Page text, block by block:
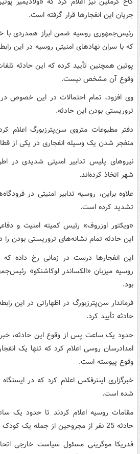
جریان این انفجارها قرار گرفته است.
رئیس‌جمهوری روسیه ضمن ابراز همدردی با
که با سران نهادهای امنیتی روسیه در این
پوتین همچنین تأیید کرده که این حادثه
وقوع آن مشخص نیست.
وی افزود، تمام احتمالات در این خصوص
تروریستی بودن این حادثه.
دفتر مطبوعات متروی سن‌پترزبورگ اعلام
منفجر شدن یک وسیله انفجاری در یکی از
نیروهای پلیس تدابیر امنیتی شدیدی در
شهر اتخاذ کرده‌اند.
علاوه براین، روسیه تدابیر امنیتی در
تشدید کرده است.
«ویکتور اوزروف» رئیس کمیته امنیت و
این حادثه تمام نشانه‌های تروریستی بودن را
این انفجارها درست در زمانی رخ داده که
روسیه میزبان «الکساندر لوکاشنکو»
بود.
حادثه تأیید کرد.
حدود یک ساعت پس از وقوع این حادثه،
امدادرسان روسی اعلام کرد که تنها یک
وقوع پیوسته است.
خبرگزاری اینترفکس اعلام کرد که در
شده است.
مقامات روسیه اعلام کردند تا حدود یک
حادثه 25 نفر از مجروحین از جمله یک کودک به بیمارستان منتقل شده‌اند.
فدریکا موگرینی مسئول سیاست خارجی